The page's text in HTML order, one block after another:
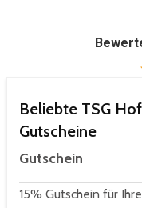
Beliebte TSG
Gutscheine
Gutschein
15% Gutschein für